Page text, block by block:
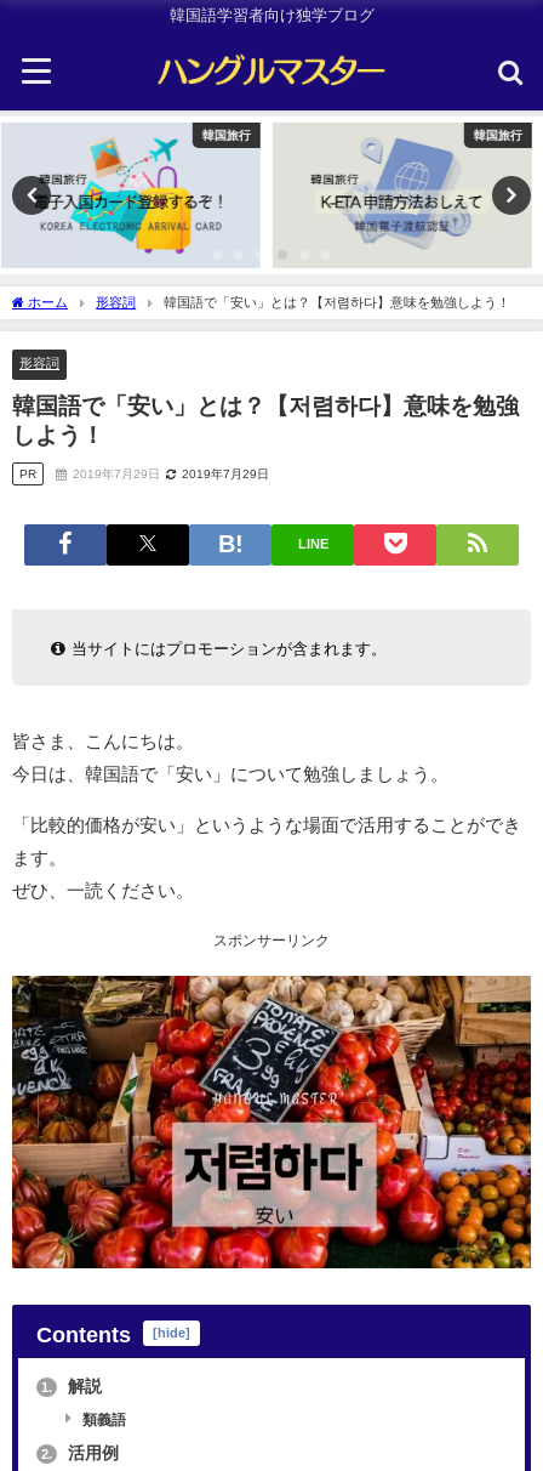
韓国語学習者向け独学ブログ
韓国旅行 Uncategorized
ホーム 形容詞 韓国語で「安い」とは？【저렴하다】意味を勉強しよう！
形容詞
韓国語で「安い」とは？【저렴하다】意味を勉強
しよう！
PR 2019年7月29日 2019年7月29日
LINE
当サイトにはプロモーションが含まれます。
皆さま、こんにちは。
今日は、韓国語で「安い」について勉強しましょう。
「比較的価格が安い」というような場面で活用することができ
ます。
ぜひ、一読ください。
スポンサーリンク
Contents [hide]
1. 解説
類義語
2. 活用例